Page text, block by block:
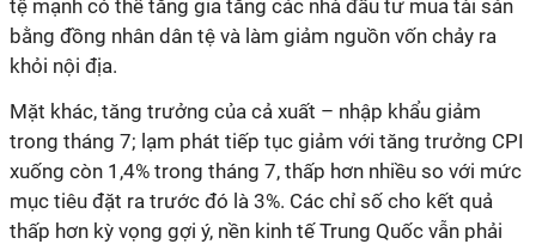
tệ mạnh có thể tăng gia tăng các nhà đầu tư mua tài sản
bằng đồng nhân dân tệ và làm giảm nguồn vốn chảy ra
khỏi nội địa.
Mặt khác, tăng trưởng của cả xuất – nhập khẩu giảm
trong tháng 7; lạm phát tiếp tục giảm với tăng trưởng CPI
xuống còn 1,4% trong tháng 7, thấp hơn nhiều so với mức
mục tiêu đặt ra trước đó là 3%. Các chỉ số cho kết quả
thấp hơn kỳ vọng gợi ý, nền kinh tế Trung Quốc vẫn phải